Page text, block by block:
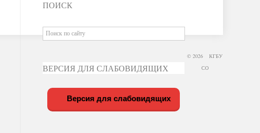
ПОИСК
ВЕРСИЯ ДЛЯ СЛАБОВИДЯЩИХ
Версия для слабовидящих
© 2026 КГБУ
СО